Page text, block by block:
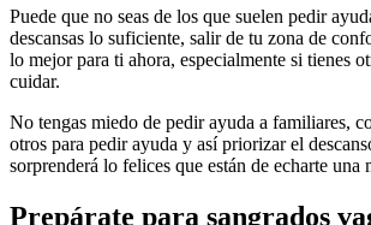
Puede que no seas de los que suelen pedir
descansas lo suficiente, salir de tu zona de
lo mejor para ti ahora, especialmente si tienes
cuidar.
No tengas miedo de pedir ayuda a familiares,
otros para pedir ayuda y así priorizar el
sorprenderá lo felices que están de echarte una
Prepárate para sangrados